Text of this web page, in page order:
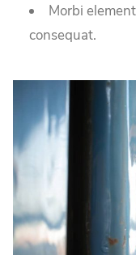
Morbi
consequat.